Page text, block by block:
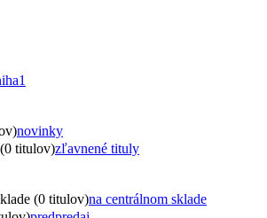
1
novinky
titulov)zľavnené tituly
(0 titulov)na centrálnom sklade